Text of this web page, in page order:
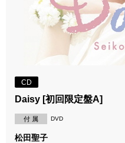
CD
Daisy [初回限定盤A]
付 属 DVD
松田聖子